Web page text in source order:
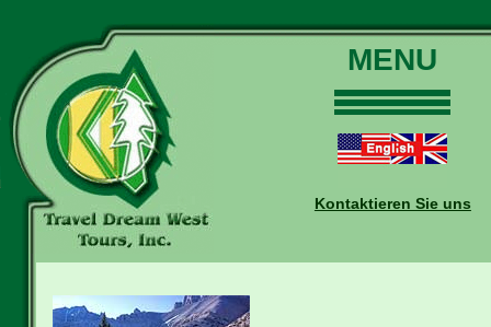
MENU
Touren
Daten und Preise
Buchungen
Kontaktieren Sie uns